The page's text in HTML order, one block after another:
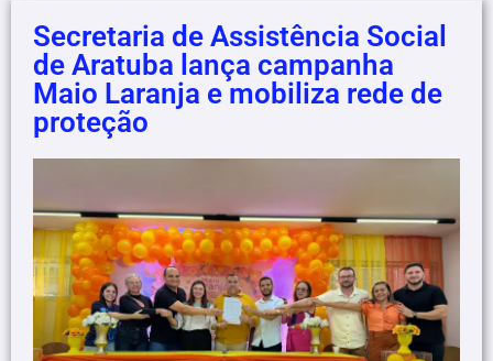
Secretaria de Assistência Social
de Aratuba lança campanha
Maio Laranja e mobiliza rede de
proteção